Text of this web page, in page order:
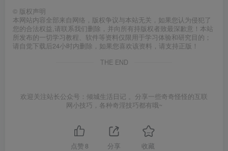
© 版权声明
本网站内容全部来自网络，版权争议与本站无关，如果您认为侵犯了
您的合法权益,请联系我们删除，并向所有持版权者致最深歉意！本站
所发布的一切学习教程、软件等资料仅限用于学习体验和研究目的；
请自觉下载后24小时内删除，如果您喜欢该资料，请支持正版！
THE END
欢迎关注站长公众号：倾城生活日记 。分享一些奇奇怪怪的互联
网小技巧，各种奇淫技巧都有哦~
点赞 8 分享 收藏